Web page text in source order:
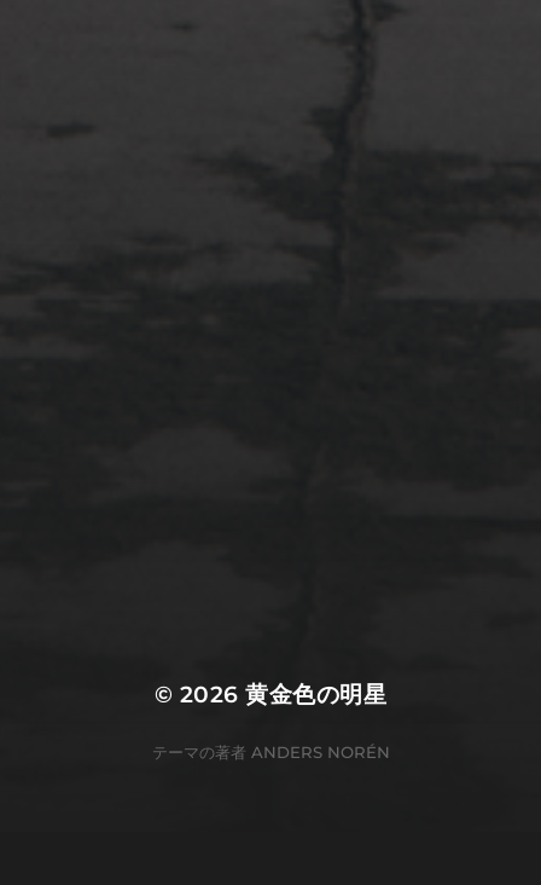
© 2026黄金色の明星
テーマの著者 ANDERS NORÉN